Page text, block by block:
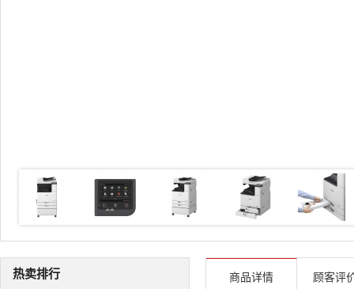
商品详情 顾客评
热卖排行